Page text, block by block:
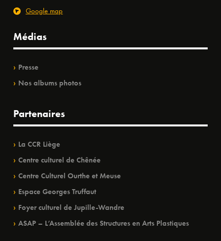
Google map
Médias
Presse
Nos albums photos
Partenaires
La CCR Liège
Centre culturel de Chênée
Centre Culturel Ourthe et Meuse
Espace Georges Truffaut
Foyer culturel de Jupille-Wandre
ASAP – L’Assemblée des Structures en Arts Plastiques